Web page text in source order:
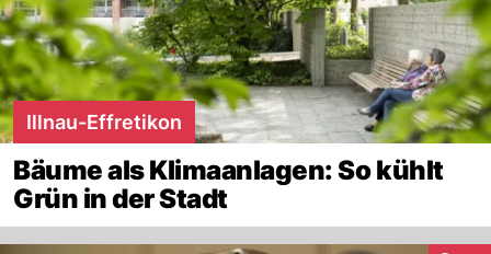
Illnau-Effretikon
Bäume als Klimaanlagen: So kühlt
Grün in der Stadt